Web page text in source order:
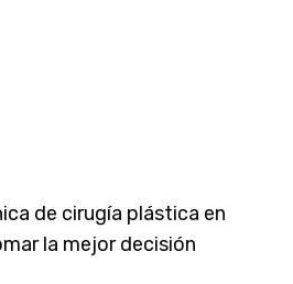
de cirugía plástica en
la mejor decisión